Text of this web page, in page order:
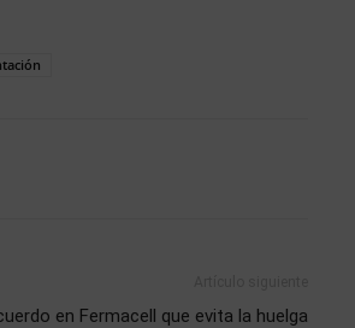
en Fermacell que evita la huelga